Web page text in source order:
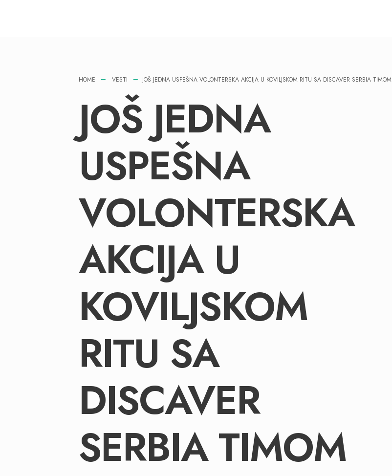
HOME VESTI JOŠ JEDNA USPEŠNA VOLONTERSKA AKCIJA U KOVILJSKOM RITU SA DISCAVER SERBIA TIMOM
JOŠ JEDNA
USPEŠNA
VOLONTERSKA
AKCIJA U
KOVILJSKOM
RITU SA
DISCAVER
SERBIA TIMOM